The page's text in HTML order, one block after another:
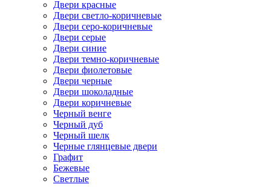
Двери красные
Двери светло-коричневые
Двери серо-коричневые
Двери серые
Двери синие
Двери темно-коричневые
Двери фиолетовые
Двери черные
Двери шоколадные
Двери коричневые
Черный венге
Черный дуб
Черный шелк
Черные глянцевые двери
Графит
Бежевые
Светлые